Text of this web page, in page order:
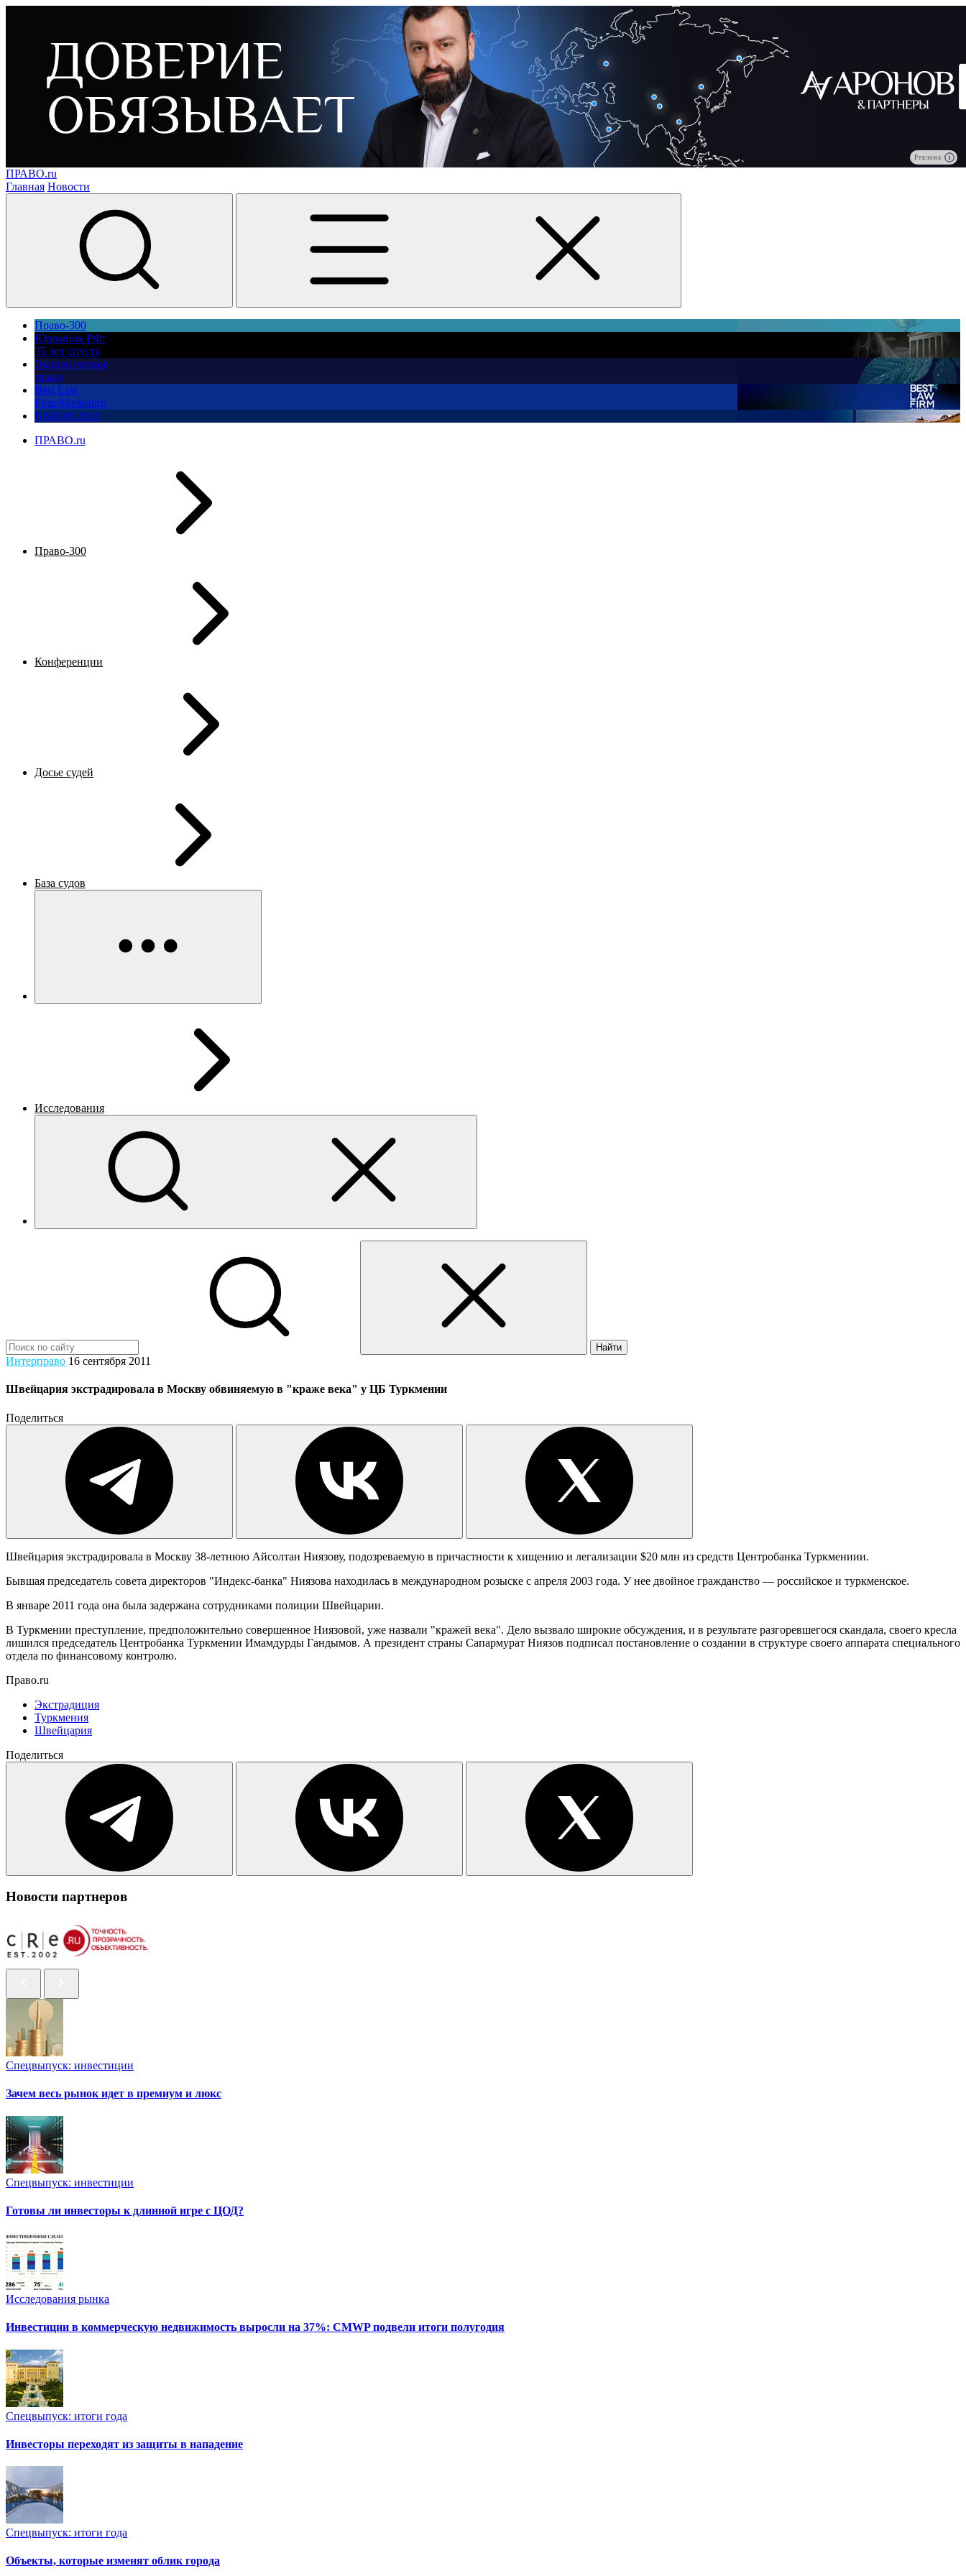
Реклама
ПРАВО.ru
Главная Новости
Право-300
Юррынок РФ:
35 лет спустя
Экологическое
право
Best Law
Firm Marketing
ПМЮФ 2026
ПРАВО.ru
Право-300
Конференции
Досье судей
База судов
Исследования
Найти
Интерправо 16 сентября 2011
Швейцария экстрадировала в Москву обвиняемую в "краже века" у ЦБ Туркмении
Поделиться
Швейцария экстрадировала в Москву 38-летнюю Айсолтан Ниязову, подозреваемую в причастности к хищению и легализации $20 млн из средств Центробанка Туркмениии.
Бывшая председатель совета директоров "Индекс-банка" Ниязова находилась в международном розыске с апреля 2003 года. У нее двойное гражданство — российское и туркменское.
В январе 2011 года она была задержана сотрудниками полиции Швейцарии.
В Туркмении преступление, предположительно совершенное Ниязовой, уже назвали "кражей века". Дело вызвало широкие обсуждения, и в результате разгоревшегося скандала, своего кресла
лишился председатель Центробанка Туркмении Имамдурды Гандымов. А президент страны Сапармурат Ниязов подписал постановление о создании в структуре своего аппарата специального
отдела по финансовому контролю.
Право.ru
Экстрадиция
Туркмения
Швейцария
Поделиться
Новости партнеров
Спецвыпуск: инвестиции
Зачем весь рынок идет в премиум и люкс
Спецвыпуск: инвестиции
Готовы ли инвесторы к длинной игре с ЦОД?
Исследования рынка
Инвестиции в коммерческую недвижимость выросли на 37%: CMWP подвели итоги полугодия
Спецвыпуск: итоги года
Инвесторы переходят из защиты в нападение
Спецвыпуск: итоги года
Объекты, которые изменят облик города